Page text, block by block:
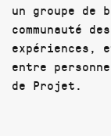
un groupe de
communauté
expériences,
entre
de Projet.